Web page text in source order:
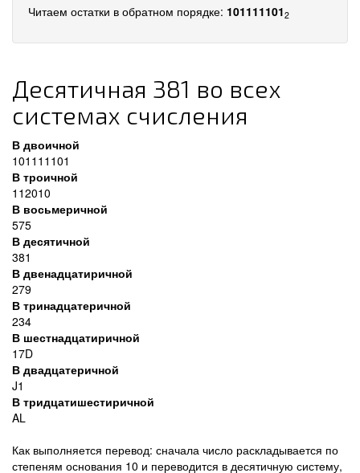
Читаем остатки в обратном порядке: 1011111012
Десятичная 381 во всех
системах счисления
В двоичной
101111101
В троичной
112010
В восьмеричной
575
В десятичной
381
В двенадцатиричной
279
В тринадцатеричной
234
В шестнадцатиричной
17D
В двадцатеричной
J1
В тридцатишестиричной
AL
Как выполняется перевод: сначала число раскладывается по
степеням основания 10 и переводится в десятичную систему,